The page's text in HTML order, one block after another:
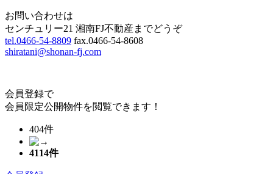
お問い合わせは
センチュリー21 湘南FJ不動産までどうぞ
tel.0466-54-8809 fax.0466-54-8608
shiratani@shonan-fj.com
会員登録で
会員限定公開物件を閲覧できます！
404件
4114件